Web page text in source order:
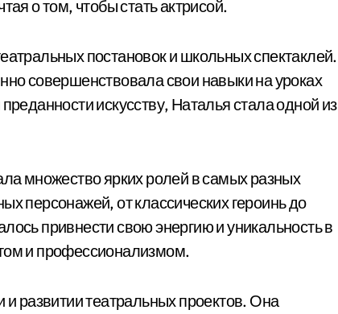
о том, чтобы стать актрисой.
постановок и школьных спектаклей.
совершенствовала свои навыки на уроках
искусству, Наталья стала одной из
множество ярких ролей в самых разных
персонажей, от классических героинь до
привнести свою энергию и уникальность в
и профессионализмом.
и развитии театральных проектов. Она